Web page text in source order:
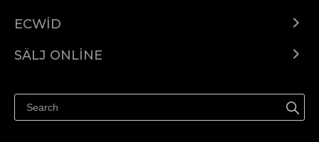
ECWID
Pris
SÄLJ ONLINE
Sälj på Facebook
Sälj på Instagram